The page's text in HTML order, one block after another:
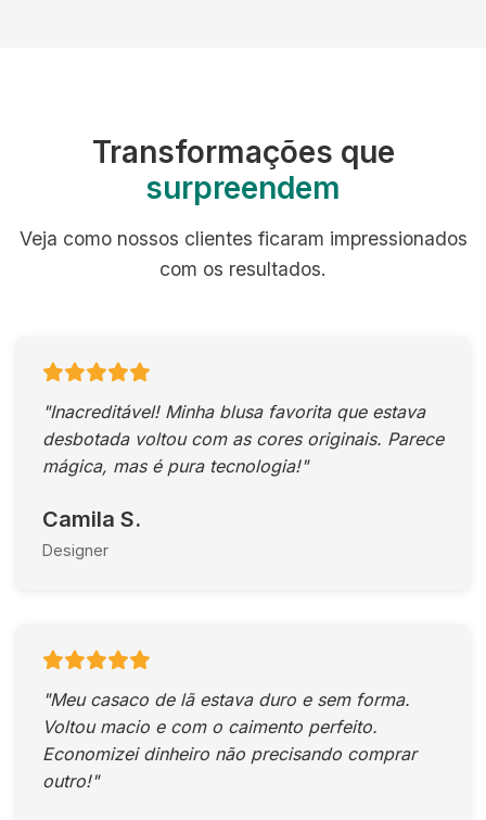
Transformações que
surpreendem
Veja como nossos clientes ficaram impressionados
com os resultados.
"Inacreditável! Minha blusa favorita que estava
desbotada voltou com as cores originais. Parece
mágica, mas é pura tecnologia!"
Camila S.
Designer
"Meu casaco de lã estava duro e sem forma.
Voltou macio e com o caimento perfeito.
Economizei dinheiro não precisando comprar
outro!"